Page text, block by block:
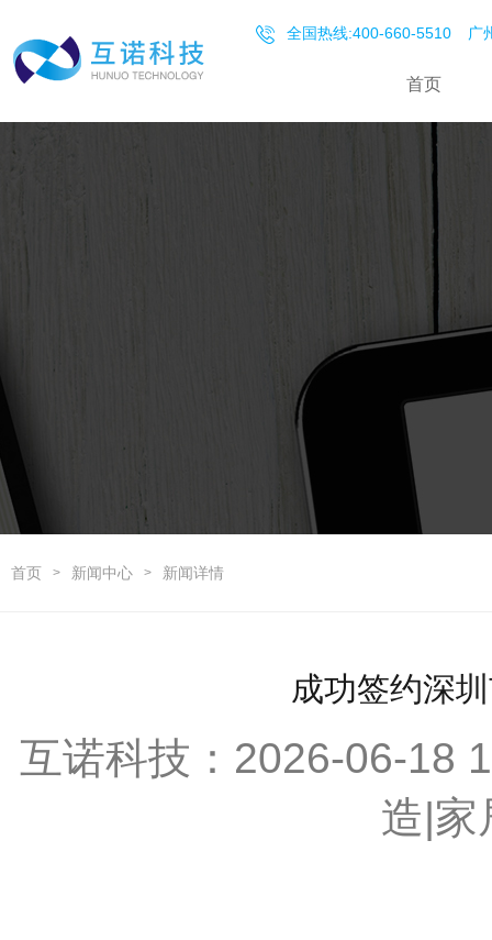
全国热线:400-660-5510 广
首页
首页 > 新闻中心 > 新闻详情
成功签约深
互诺科技：2026-06-
造|家